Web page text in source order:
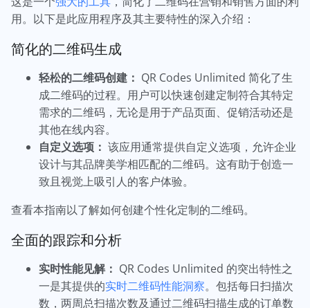
用。以下是此应用程序及其主要特性的深入介绍：
简化的二维码生成
轻松的二维码创建： QR Codes Unlimited 简化了生
成二维码的过程。用户可以快速创建定制符合其特定
需求的二维码，无论是用于产品页面、促销活动还是
其他在线内容。
自定义选项： 该应用通常提供自定义选项，允许企业
设计与其品牌美学相匹配的二维码。这有助于创造一
致且视觉上吸引人的客户体验。
查看本指南以了解如何创建个性化定制的二维码。
全面的跟踪和分析
实时性能见解： QR Codes Unlimited 的突出特性之
一是其提供的实时二维码性能洞察。包括每日扫描次
数，两周总扫描次数及通过二维码扫描生成的订单数